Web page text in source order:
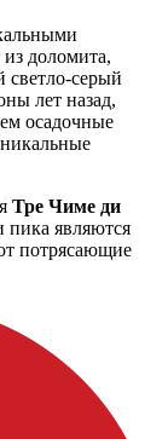
доломита,
светло-серый
лет назад,
осадочные
Тре Чиме ди
пика являются
потрясающие